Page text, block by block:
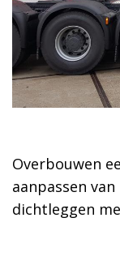
Blokland
B.V.
uit
Ter
Aar
Overbouwen
aanpassen
dichtleggen